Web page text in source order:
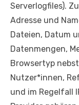
Serverlogfiles).
Adresse und
Dateien, Datum
Datenmengen,
Browsertyp
Nutzer*innen,
und im Regelfall